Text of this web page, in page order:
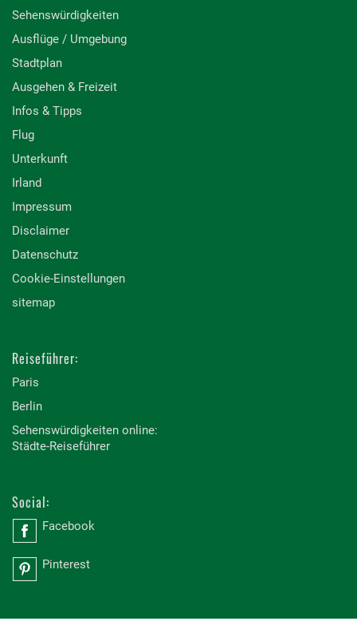
Sehenswürdigkeiten
Ausflüge / Umgebung
Stadtplan
Ausgehen & Freizeit
Infos & Tipps
Flug
Unterkunft
Irland
Impressum
Disclaimer
Datenschutz
Cookie-Einstellungen
sitemap
Reiseführer:
Paris
Berlin
Sehenswürdigkeiten online:
Städte-Reiseführer
Social:
Facebook
Pinterest